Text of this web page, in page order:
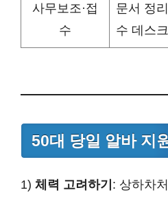
사무보조·접
수
문서 정
수 데스
50대 당일 알바 지
1) 체력 고려하기 : 상하차